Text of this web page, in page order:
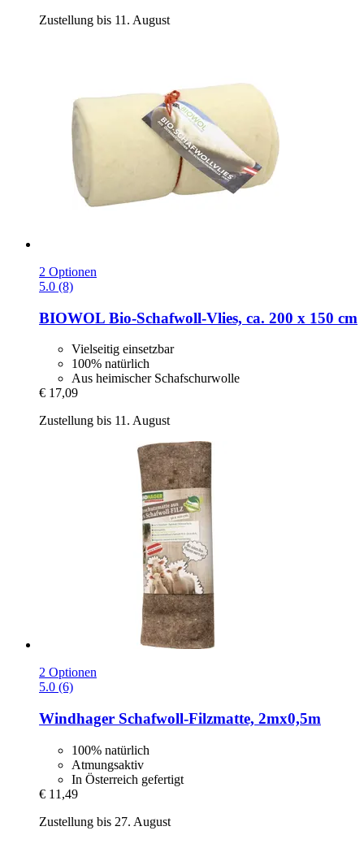
Zustellung bis 11. August
2 Optionen
5.0 (8)
BIOWOL Bio-​Schafwoll-​Vlies, ca. 200 x 150 cm
Vielseitig einsetzbar
100% natürlich
Aus heimischer Schafschurwolle
€ 17,09
Zustellung bis 11. August
2 Optionen
5.0 (6)
Windhager Schafwoll-​Filzmatte, 2mx0,5m
100% natürlich
Atmungsaktiv
In Österreich gefertigt
€ 11,49
Zustellung bis 27. August